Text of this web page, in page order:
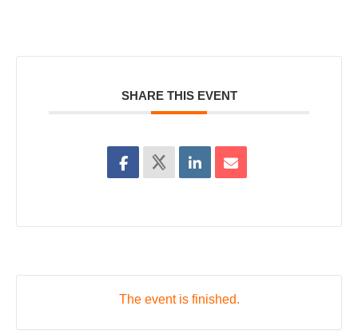
SHARE THIS EVENT
The event is finished.